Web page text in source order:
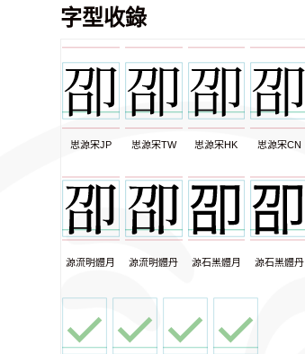
字型收錄
思源宋JP 思源宋TW 思源宋HK 思源宋CN
源流明體月 源流明體丹 源石黑體月 源石黑體丹